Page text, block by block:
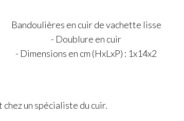
Bandoulières en cuir de vachette lisse
- Doublure en cuir
- Dimensions en cm (HxLxP) : 1x14x2
chez un spécialiste du cuir.